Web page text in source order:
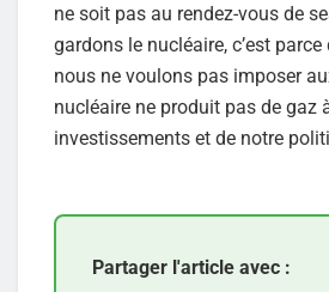
ne soit pas au rendez-vous de
gardons le nucléaire, c’est
nous ne voulons pas imposer
nucléaire ne produit pas de gaz
investissements et de notre
Partager l'article avec :